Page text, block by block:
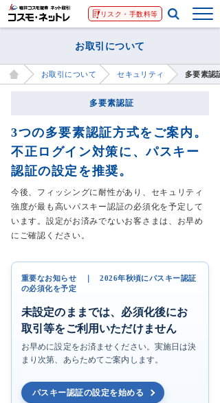
リスク・手数料等
お取引について
お取引について セキュリティ 多要素認証
多要素認証
3つの多要素認証方式をご案内。
不正ログイン対策に、パスキー
認証の設定を推奨。
今後、フィッシングに耐性があり、セキュリティ
強度が最も高いパスキー認証の必須化を予定して
います。設定がお済みでないお客さまは、お早め
にご確認ください。
重要なお知らせ ｜ 2026年秋頃にパスキー認証
の必須化を予定
未設定のままでは、必須化後にお
取引等をご利用いただけません
お早めに設定をお済ませください。実施日は決
まり次第、あらためてご案内します。
パスキー認証の設定を始める